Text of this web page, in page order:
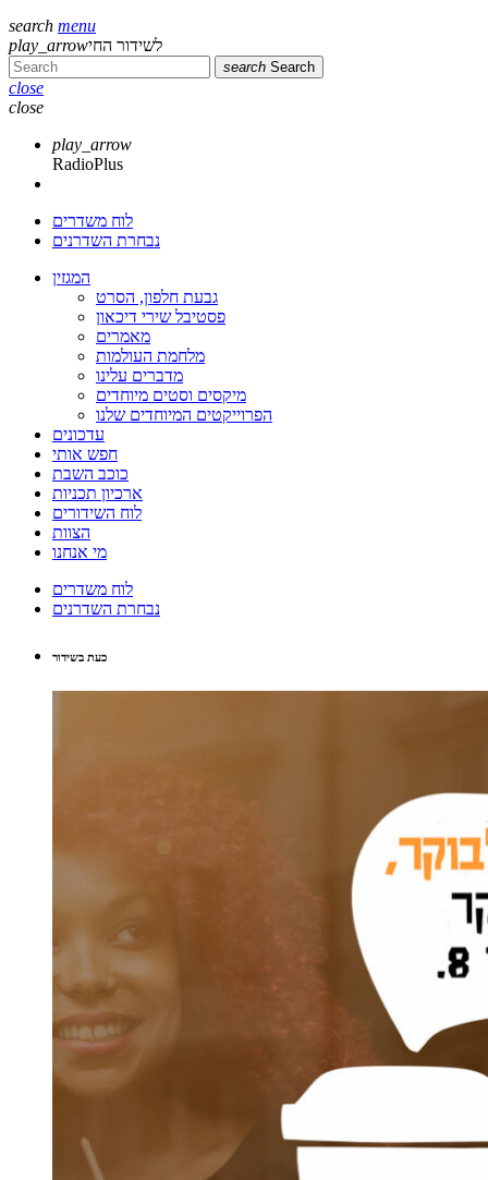
search menu
play_arrowלשידור החי
search Search
close
close
play_arrow
RadioPlus
לוח משדרים
נבחרת השדרנים
המגזין
גבעת חלפון, הסרט
פסטיבל שירי דיכאון
מאמרים
מלחמת העולמות
מדברים עלינו
מיקסים וסטים מיוחדים
הפרוייקטים המיוחדים שלנו
עדכונים
חפש אותי
כוכב השבת
ארכיון תכניות
לוח השידורים
הצוות
מי אנחנו
לוח משדרים
נבחרת השדרנים
כעת בשידור